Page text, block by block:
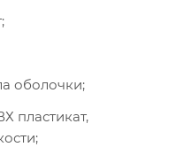
оболочки;
пластикат,